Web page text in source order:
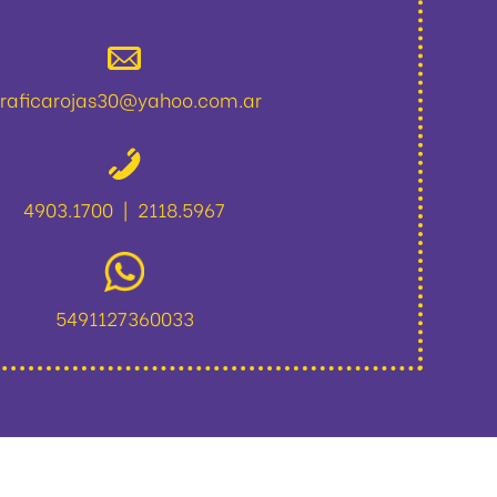
4903.1700 | 2118.5967
5491127360033